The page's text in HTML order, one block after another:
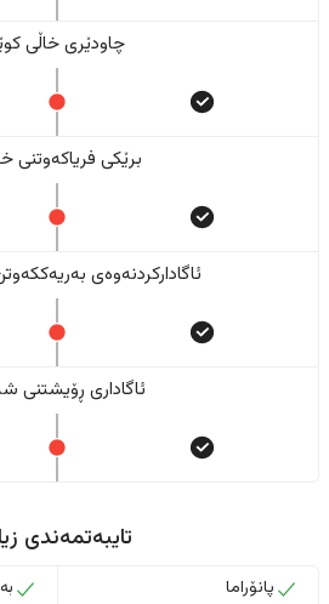
چاودێری خاڵی
برێکی فریاکەوتنی
ئاگادارکردنەوەی
ئاگاداری ڕۆیشتنی
تایبەتمەندی
پانۆراما